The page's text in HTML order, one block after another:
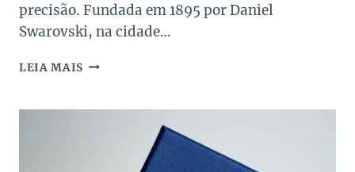
precisão. Fundada em 1895 por Daniel
Swarovski, na cidade…
LEIA MAIS SWAROVSKI
MODA
SUSTENTÁVEL